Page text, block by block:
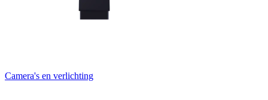
Camera's en verlichting